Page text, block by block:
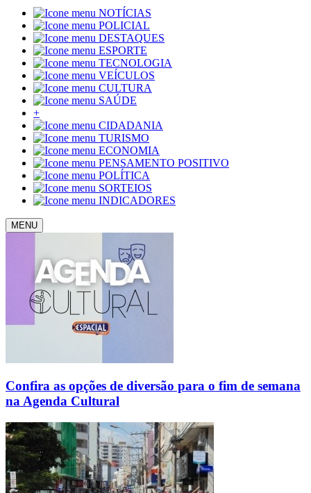
NOTÍCIAS
POLICIAL
DESTAQUES
ESPORTE
TECNOLOGIA
VEÍCULOS
CULTURA
SAÚDE
+
CIDADANIA
TURISMO
ECONOMIA
PENSAMENTO POSITIVO
POLÍTICA
SORTEIOS
INDICADORES
MENU
Confira as opções de diversão para o fim de semana
na Agenda Cultural